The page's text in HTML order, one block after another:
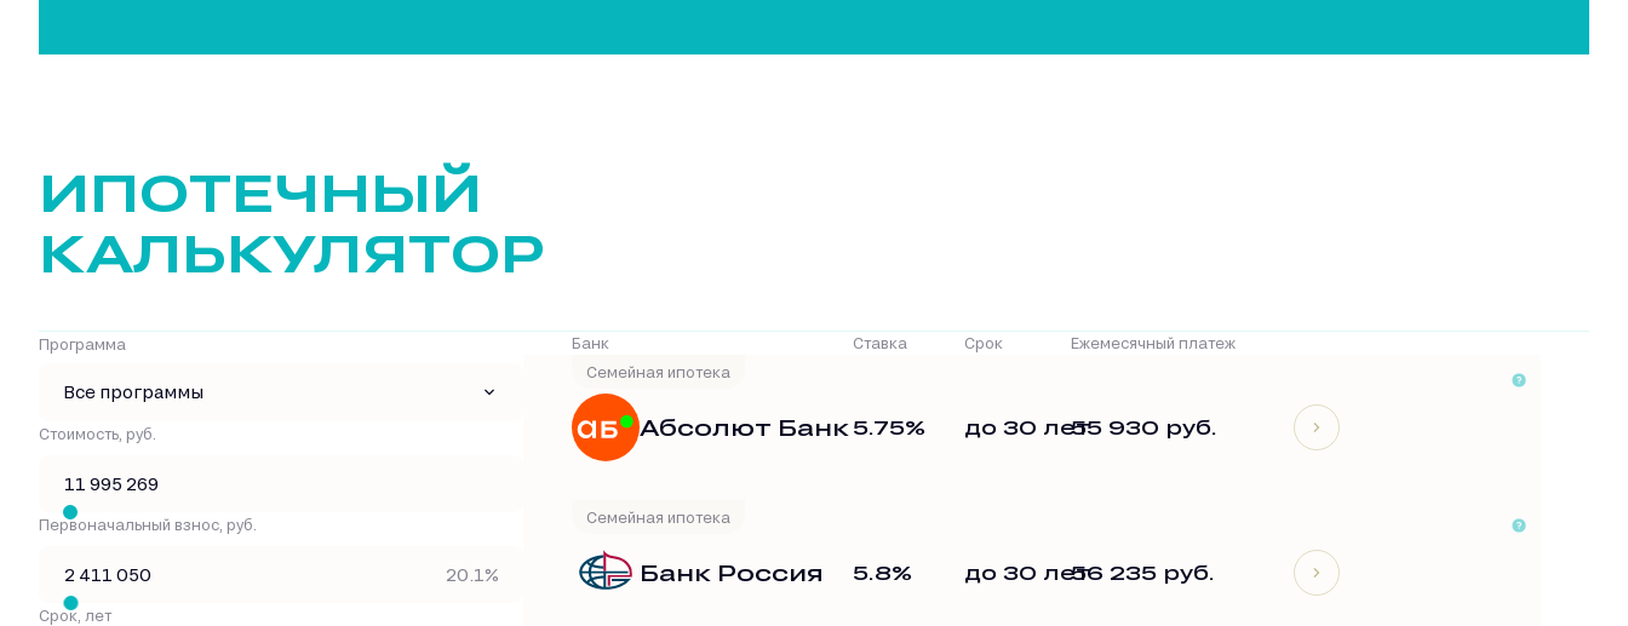
ИПОТЕЧНЫЙ
КАЛЬКУЛЯТОР
Программа
Все программы
Стоимость, руб.
Первоначальный взнос, руб.
20.1%
Срок, лет
Банк Ставка Срок
Ежемесячный платеж
Семейная ипотека
Абсолют Банк 5.75% до 30 лет55 930 руб.
Семейная ипотека
Банк Россия 5.8% до 30 лет56 235 руб.